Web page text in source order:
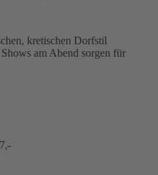
kretischen Dorfstil
am Abend sorgen für